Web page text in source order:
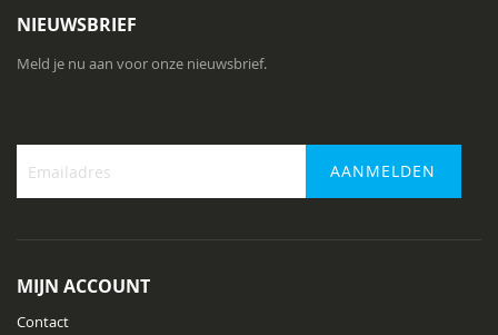
NIEUWSBRIEF
Meld je nu aan voor onze nieuwsbrief.
nieuwsbrief
AANMELDEN
MIJN ACCOUNT
Contact